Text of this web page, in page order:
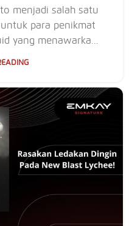
menjadi salah satu
para penikmat
yang menawarka...